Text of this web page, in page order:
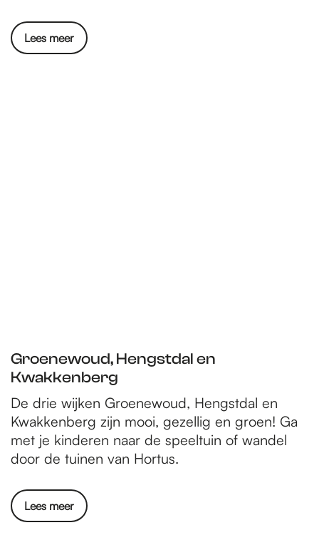
Lees meer
Groenewoud, Hengstdal en
Kwakkenberg
De drie wijken Groenewoud, Hengstdal en
Kwakkenberg zijn mooi, gezellig en groen! Ga
met je kinderen naar de speeltuin of wandel
door de tuinen van Hortus.
Lees meer